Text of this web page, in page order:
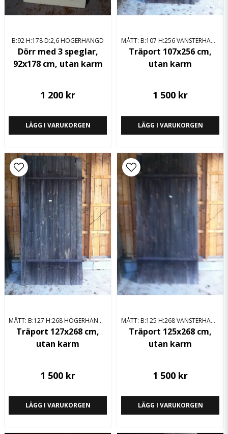
Skicka fråga
B:92 H:178 D:2,6 HÖGERHÄNGD
Dörr med 3 speglar,
92x178 cm, utan karm
1 200 kr
LÄGG I VARUKORGEN
MÅTT: B:107 H:256 VÄNSTERHÄNGD
Träport 107x256 cm,
utan karm
1 500 kr
LÄGG I VARUKORGEN
MÅTT: B:127 H:268 HÖGERHÄNGD
Träport 127x268 cm,
utan karm
1 500 kr
LÄGG I VARUKORGEN
MÅTT: B:125 H:268 VÄNSTERHÄNGD
Träport 125x268 cm,
utan karm
1 500 kr
LÄGG I VARUKORGEN